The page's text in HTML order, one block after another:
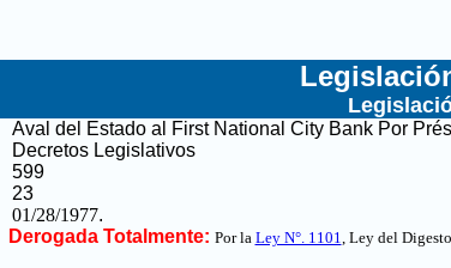
Aval del Estado al First National City Bank Por
Decretos Legislativos
599
23
01/28/1977.
Derogada Totalmente: Por la Ley N°. 1101, Ley del